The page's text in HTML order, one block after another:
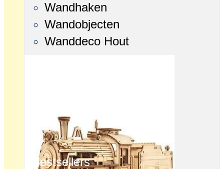
Wandhaken
Wandobjecten
Wanddeco Hout
Bestsellers